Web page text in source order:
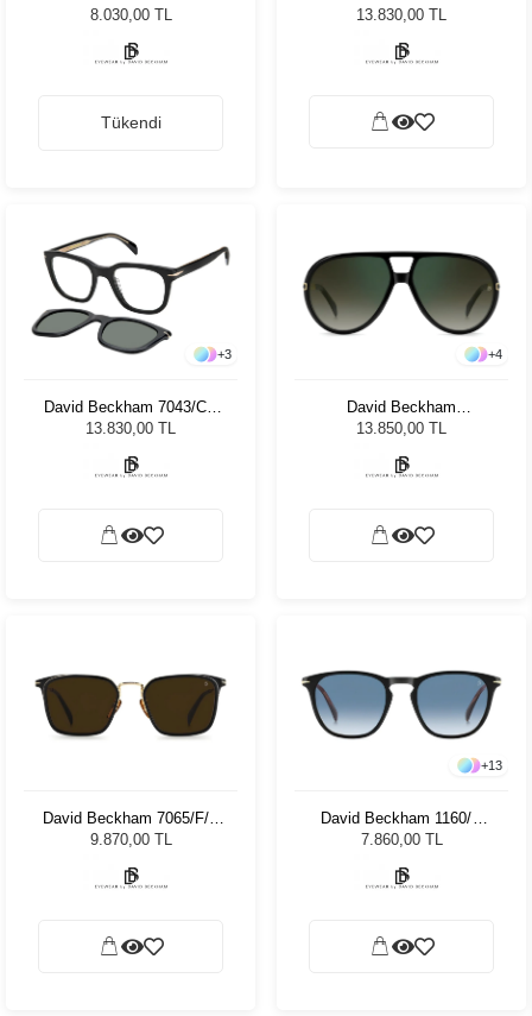
40G 50QT Unisex Güneş
8.030,00 TL
Tükendi
37N53 Unisex Güneş
13.830,00 TL
+3
David Beckham 7043/CS
807UC Unisex Güneş
13.830,00 TL
+4
David Beckham
99/Voyager 2M2/CS - 61
13.850,00 TL
David Beckham 7065/F/S
RHL70 56 Unisex Güneş
Gözlüğü
9.870,00 TL
+13
David Beckham 1160/S
05K 5108 Unisex Güneş
Gözlüğü
7.860,00 TL